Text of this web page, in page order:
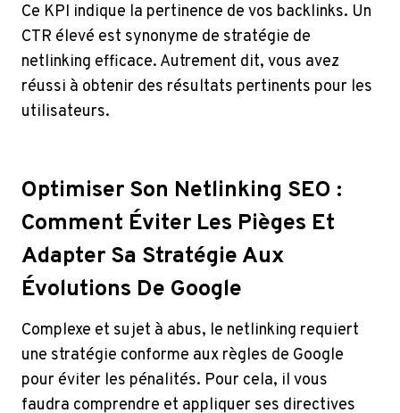
Ce KPI indique la pertinence de vos backlinks. Un
CTR élevé est synonyme de stratégie de
netlinking efficace. Autrement dit, vous avez
réussi à obtenir des résultats pertinents pour les
utilisateurs.
Optimiser Son Netlinking SEO :
Comment Éviter Les Pièges Et
Adapter Sa Stratégie Aux
Évolutions De Google
Complexe et sujet à abus, le netlinking requiert
une stratégie conforme aux règles de Google
pour éviter les pénalités. Pour cela, il vous
faudra comprendre et appliquer ses directives